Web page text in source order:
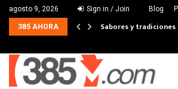
agosto 9, 2026 Sign in / Join Blog
385 AHORA Sabores y